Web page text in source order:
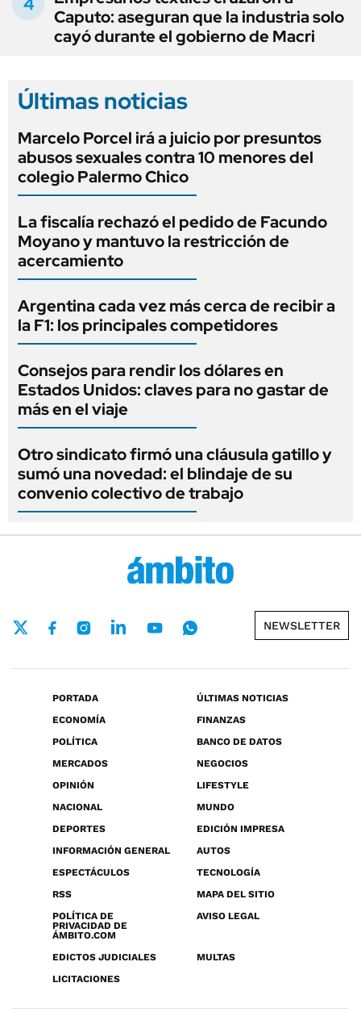
Caputo: aseguran que la industria solo
cayó durante el gobierno de Macri
Últimas noticias
Marcelo Porcel irá a juicio por presuntos
abusos sexuales contra 10 menores del
colegio Palermo Chico
La fiscalía rechazó el pedido de Facundo
Moyano y mantuvo la restricción de
acercamiento
Argentina cada vez más cerca de recibir a
la F1: los principales competidores
Consejos para rendir los dólares en
Estados Unidos: claves para no gastar de
más en el viaje
Otro sindicato firmó una cláusula gatillo y
sumó una novedad: el blindaje de su
convenio colectivo de trabajo
NEWSLETTER
PORTADA
ÚLTIMAS NOTICIAS
ECONOMÍA
FINANZAS
POLÍTICA
BANCO DE DATOS
MERCADOS
NEGOCIOS
OPINIÓN
LIFESTYLE
NACIONAL
MUNDO
DEPORTES
EDICIÓN IMPRESA
INFORMACIÓN GENERAL
AUTOS
ESPECTÁCULOS
TECNOLOGÍA
RSS
MAPA DEL SITIO
POLÍTICA DE
PRIVACIDAD DE
ÁMBITO.COM
AVISO LEGAL
EDICTOS JUDICIALES
MULTAS
LICITACIONES